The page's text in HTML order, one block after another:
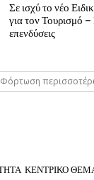
Σε ισχύ το νέο
για τον Τουρισμό –
επενδύσεις
Φόρτωση